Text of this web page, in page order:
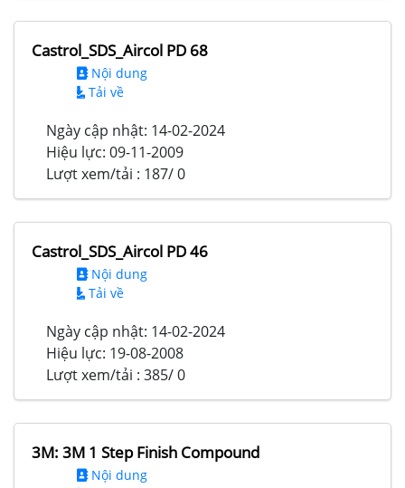
Castrol_SDS_Aircol PD 68
Nội dung
Tải về
Ngày cập nhật: 14-02-2024
Hiệu lực: 09-11-2009
Lượt xem/tải : 187/ 0
Castrol_SDS_Aircol PD 46
Nội dung
Tải về
Ngày cập nhật: 14-02-2024
Hiệu lực: 19-08-2008
Lượt xem/tải : 385/ 0
3M: 3M 1 Step Finish Compound
Nội dung